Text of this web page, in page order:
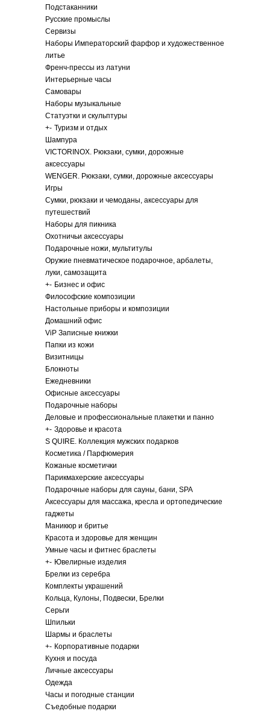
Подстаканники
Русские промыслы
Сервизы
Наборы Императорский фарфор и художественное
литье
Френч-прессы из латуни
Интерьерные часы
Самовары
Наборы музыкальные
Статуэтки и скульптуры
+- Туризм и отдых
Шампура
VICTORINOX. Рюкзаки, сумки, дорожные
аксессуары
WENGER. Рюкзаки, сумки, дорожные аксессуары
Игры
Сумки, рюкзаки и чемоданы, аксессуары для
путешествий
Наборы для пикника
Охотничьи аксессуары
Подарочные ножи, мультитулы
Оружие пневматическое подарочное, арбалеты,
луки, самозащита
+- Бизнес и офис
Философские композиции
Настольные приборы и композиции
Домашний офис
ViP Записные книжки
Папки из кожи
Визитницы
Блокноты
Ежедневники
Офисные аксессуары
Подарочные наборы
Деловые и профессиональные плакетки и панно
+- Здоровье и красота
S QUIRE. Коллекция мужских подарков
Косметика / Парфюмерия
Кожаные косметички
Парикмахерские аксессуары
Подарочные наборы для сауны, бани, SPA
Аксессуары для массажа, кресла и ортопедические
гаджеты
Маникюр и бритье
Красота и здоровье для женщин
Умные часы и фитнес браслеты
+- Ювелирные изделия
Брелки из серебра
Комплекты украшений
Кольца, Кулоны, Подвески, Брелки
Серьги
Шпильки
Шармы и браслеты
+- Корпоративные подарки
Кухня и посуда
Личные аксессуары
Одежда
Часы и погодные станции
Съедобные подарки